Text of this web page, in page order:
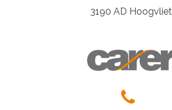
3190 AD Hoogvliet